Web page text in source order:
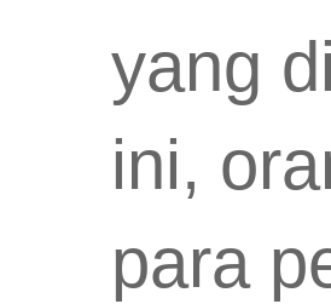
yang
ini,
para